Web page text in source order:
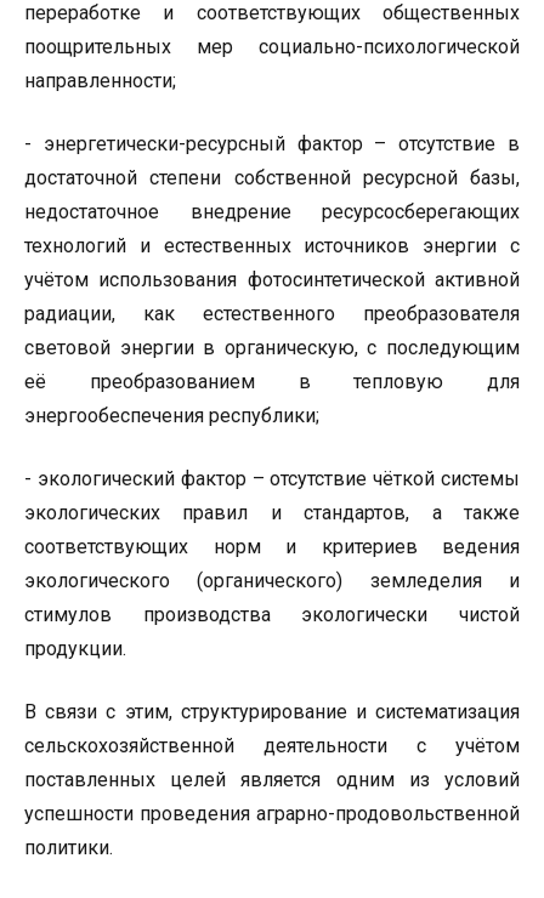
переработке и соответствующих общественных
поощрительных мер социально-психологической
направленности;
- энергетически-ресурсный фактор – отсутствие в
достаточной степени собственной ресурсной базы,
недостаточное внедрение ресурсосберегающих
технологий и естественных источников энергии с
учётом использования фотосинтетической активной
радиации, как естественного преобразователя
световой энергии в органическую, с последующим
её преобразованием в тепловую для
энергообеспечения республики;
- экологический фактор – отсутствие чёткой системы
экологических правил и стандартов, а также
соответствующих норм и критериев ведения
экологического (органического) земледелия и
стимулов производства экологически чистой
продукции.
В связи с этим, структурирование и систематизация
сельскохозяйственной деятельности с учётом
поставленных целей является одним из условий
успешности проведения аграрно-продовольственной
политики.